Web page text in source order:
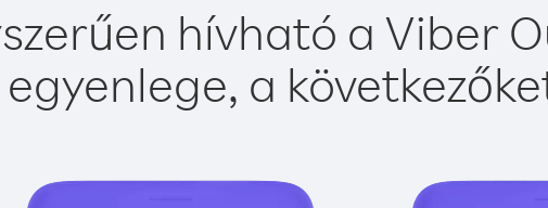
hívható a Viber
a